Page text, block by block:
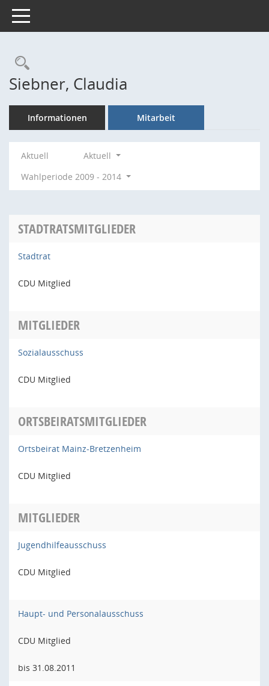
Toggle navigation
Rechercheauswahl
Siebner, Claudia
Informationen Mitarbeit
Aktuell
Aktuell
Wahlperiode 2009 - 2014
STADTRATSMITGLIEDER
Stadtrat
CDU Mitglied
MITGLIEDER
Sozialausschuss
CDU Mitglied
ORTSBEIRATSMITGLIEDER
Ortsbeirat Mainz-Bretzenheim
CDU Mitglied
MITGLIEDER
Jugendhilfeausschuss
CDU Mitglied
Haupt- und Personalausschuss
CDU Mitglied
bis 31.08.2011